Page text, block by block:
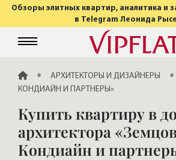
Обзоры элитных квартир, аналитика и
в Telegram Леонида
ГЛАВНАЯАРХИТЕКТОРЫ И ДИЗАЙНЕРЫ
КОНДИАЙН И ПАРТНЕРЫ»
Купить квартиру в
архитектора
Кондиайн и